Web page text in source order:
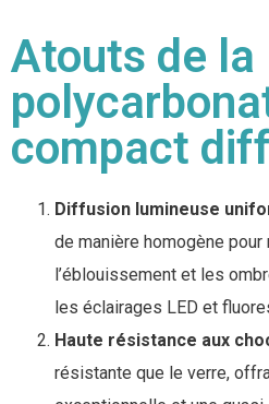
Atouts de la
compact
Diffusion lumineuse
de manière homogène
l’éblouissement et les
les éclairages LED et
Haute résistance aux
résistante que le verre,